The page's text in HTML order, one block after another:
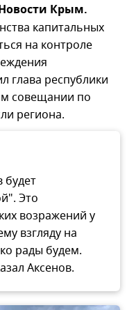
Крым.
капитальных
на контроле
глава республики
совещании по
региона.
будет
Это
возражений у
взгляду на
рады будем.
Аксенов.